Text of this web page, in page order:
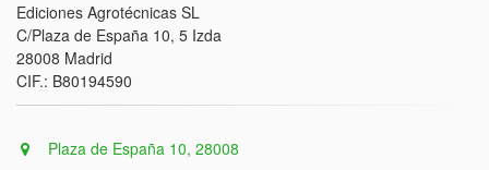
Ediciones Agrotécnicas SL
C/Plaza de España 10, 5 Izda
28008 Madrid
CIF.: B80194590
Plaza de España 10, 28008